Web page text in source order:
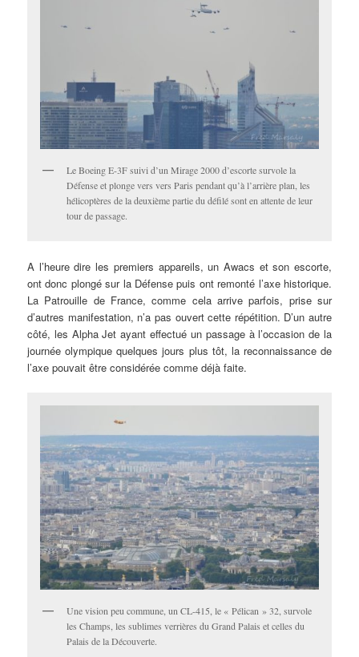
Le Boeing E-3F suivi d’un Mirage 2000 d’escorte survole la
Défense et plonge vers vers Paris pendant qu’à l’arrière plan, les
hélicoptères de la deuxième partie du défilé sont en attente de leur
tour de passage.
A l’heure dire les premiers appareils, un Awacs et son escorte,
ont donc plongé sur la Défense puis ont remonté l’axe historique.
La Patrouille de France, comme cela arrive parfois, prise sur
d’autres manifestation, n’a pas ouvert cette répétition. D’un autre
côté, les Alpha Jet ayant effectué un passage à l’occasion de la
journée olympique quelques jours plus tôt, la reconnaissance de
l’axe pouvait être considérée comme déjà faite.
Une vision peu commune, un CL-415, le « Pélican » 32, survole
les Champs, les sublimes verrières du Grand Palais et celles du
Palais de la Découverte.